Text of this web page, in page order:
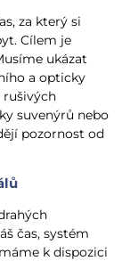
za který si
Cílem je
ukázat
a opticky
rušivých
suvenýrů nebo
pozornost od
čas, systém
k dispozici